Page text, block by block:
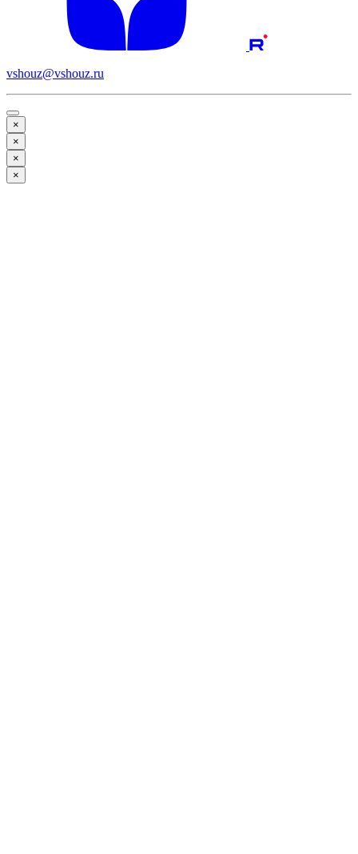
vshouz@vshouz.ru
×
×
×
×